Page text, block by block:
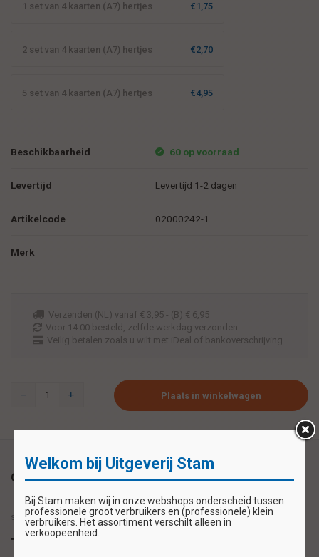
1 set van 4 kaarten (A7) hertjes €1,75
2 set van 4 kaarten (A7) hertjes €2,70
5 set van 4 kaarten (A7) hertjes €4,95
Beschikbaarheid 60 op voorraad
Levertijd Levertijd 1-2 dagen
Artikelcode 02000242-1
Merk
Verzenden (NL) vanaf € 3,95 - (B) € 6,95
Voor 14:00 besteld, zelfde werkdag verzonden
Veilig betalen zoals u wilt met iDeal of bankoverschrijving
Plaats in winkelwagen
Omschrijving
set met 4 verschillende kaarten
Tags
Welkom bij Uitgeverij Stam
Bij Stam maken wij in onze webshops onderscheid tussen
professionele groot verbruikers en (professionele) klein
verbruikers. Het assortiment verschilt alleen in
verkoopeenheid.